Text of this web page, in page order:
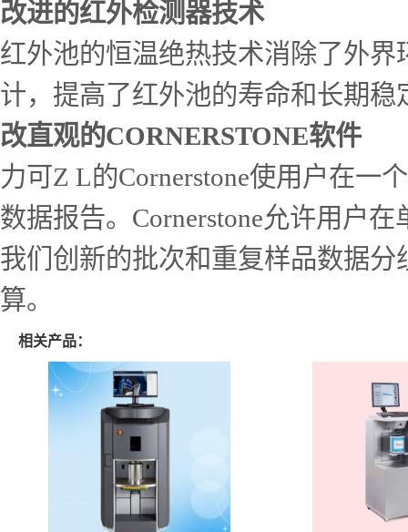
改进的红外检测器技术
红外池的恒温绝热技术消除了外
计，提高了红外池的寿命和长期稳
改直观的CORNERSTONE软件
力可Z L的Cornerstone使用户在一
数据报告。Cornerstone允许用户
我们创新的批次和重复样品数据
算。
相关产品：